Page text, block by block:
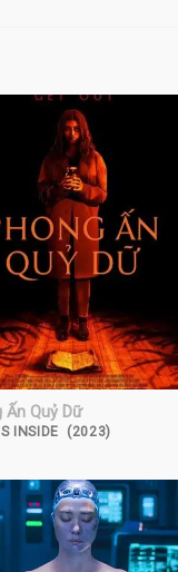
Ấn Quỷ Dữ
INSIDE (2023)